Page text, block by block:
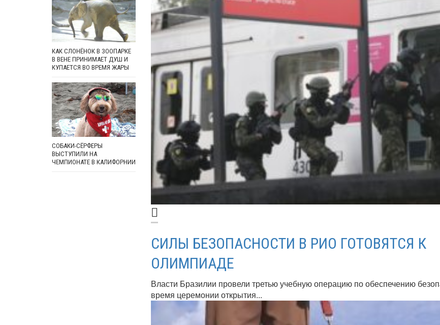
СИЛЫ БЕЗОПАСНОСТИ В РИО ГОТОВЯТСЯ К
ОЛИМПИАДЕ
Власти Бразилии провели третью учебную операцию по обеспечению
время церемонии открытия...
КАК СЛОНЁНОК В ЗООПАРКЕ
В ВЕНЕ ПРИНИМАЕТ ДУШ И
КУПАЕТСЯ ВО ВРЕМЯ ЖАРЫ
СОБАКИ-СЁРФЕРЫ
ВЫСТУПИЛИ НА
ЧЕМПИОНАТЕ В КАЛИФОРНИИ